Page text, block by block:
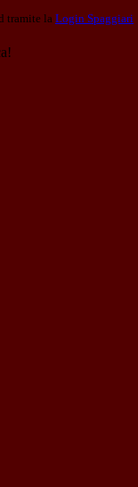
tramite la Login Spaggiari